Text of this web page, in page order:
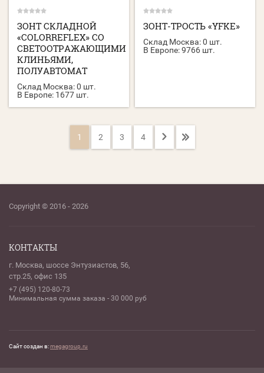
ЗОНТ СКЛАДНОЙ
«COLORREFLEX» СО
СВЕТООТРАЖАЮЩИМИ
КЛИНЬЯМИ,
ПОЛУАВТОМАТ
Склад Москва:0 шт.
В Европе: 1677 шт.
ЗОНТ-ТРОСТЬ «YFKE»
Склад Москва: 0 шт.
В Европе: 9766 шт.
1 2 3 4
Copyright © 2016 - 2026
КОНТАКТЫ
г. Москва, шоссе Энтузиастов, 56,
стр.25, офис 135
+7 (495) 120-80-73
Минимальная сумма заказа - 30 000 руб
Сайт создан в:megagroup.ru